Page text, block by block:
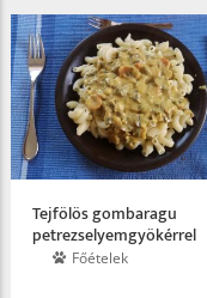
Tejfölös gombaragu
petrezselyemgyökérrel
Főételek